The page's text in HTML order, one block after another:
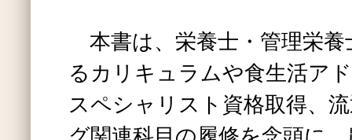
本書は、栄養士・管理栄養
るカリキュラムや食生活ア
スペシャリスト資格取得、